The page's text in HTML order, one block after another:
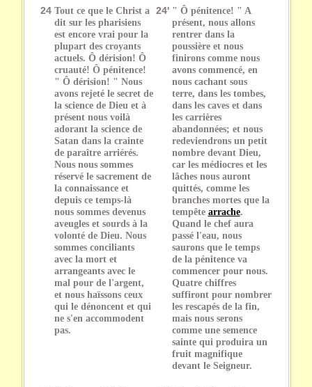
24 Tout ce que le Christ a
dit sur les pharisiens
est encore vrai pour la
plupart des croyants
actuels. Ô dérision! Ô
cruauté! Ô pénitence!
" Ô dérision! " Nous
avons rejeté le secret de
la science de Dieu et à
présent nous voilà
adorant la science de
Satan dans la crainte
de paraître arriérés.
Nous nous sommes
réservé le sacrement de
la connaissance et
depuis ce temps-là
nous sommes devenus
aveugles et sourds à la
volonté de Dieu. Nous
sommes conciliants
avec la mort et
arrangeants avec le
mal pour de l'argent,
et nous haïssons ceux
qui le dénoncent et qui
ne s'en accommodent
pas.
24' " Ô pénitence! " A
présent, nous allons
rentrer dans la
poussière et nous
finirons comme nous
avons commencé, en
nous cachant sous
terre, dans les tombes,
dans les caves et dans
les carrières
abandonnées; et nous
redeviendrons un petit
nombre devant Dieu,
car les médiocres et les
lâches nous auront
quittés, comme les
branches mortes que la
tempête arrache.
Quand le chef aura
passé l'eau, nous
saurons que le temps
de la pénitence va
commencer pour nous.
Quatre chiffres
suffiront pour nombrer
les rescapés de la fin,
mais nous serons
comme une semence
sainte qui produira un
fruit magnifique
devant le Seigneur.